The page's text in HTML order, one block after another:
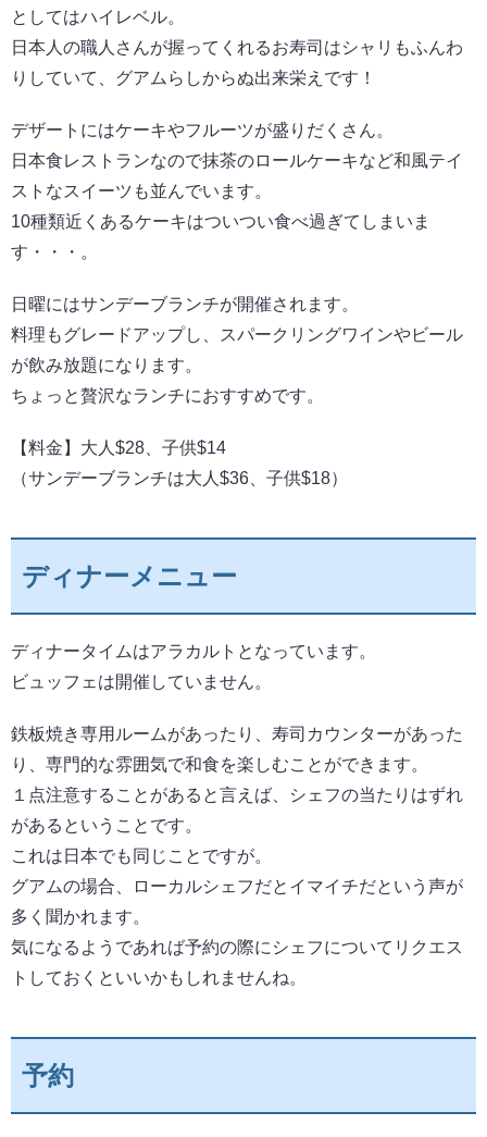
としてはハイレベル。
日本人の職人さんが握ってくれるお寿司はシャリもふんわ
りしていて、グアムらしからぬ出来栄えです！
デザートにはケーキやフルーツが盛りだくさん。
日本食レストランなので抹茶のロールケーキなど和風テイ
ストなスイーツも並んでいます。
10種類近くあるケーキはついつい食べ過ぎてしまいま
す・・・。
日曜にはサンデーブランチが開催されます。
料理もグレードアップし、スパークリングワインやビール
が飲み放題になります。
ちょっと贅沢なランチにおすすめです。
【料金】大人$28、子供$14
（サンデーブランチは大人$36、子供$18）
ディナーメニュー
ディナータイムはアラカルトとなっています。
ビュッフェは開催していません。
鉄板焼き専用ルームがあったり、寿司カウンターがあった
り、専門的な雰囲気で和食を楽しむことができます。
１点注意することがあると言えば、シェフの当たりはずれ
があるということです。
これは日本でも同じことですが。
グアムの場合、ローカルシェフだとイマイチだという声が
多く聞かれます。
気になるようであれば予約の際にシェフについてリクエス
トしておくといいかもしれませんね。
予約